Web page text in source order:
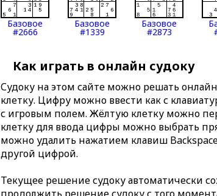
Базовое
#2666
Базовое
#1339
Базовое
#2873
Как играть в онлайн судоку
Судоку на этом сайте можно решать
клетку. Цифру можно ввести как с
с игровым полем. Жёлтую клетку можно
клетку для ввода цифры можно выбрать
можно удалить нажатием клавиш
другой цифрой.
Текущее решение судоку автоматически